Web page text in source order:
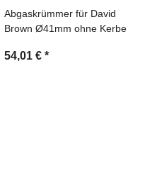
Abgaskrümmer für David
Brown Ø41mm ohne Kerbe
54,01 € *